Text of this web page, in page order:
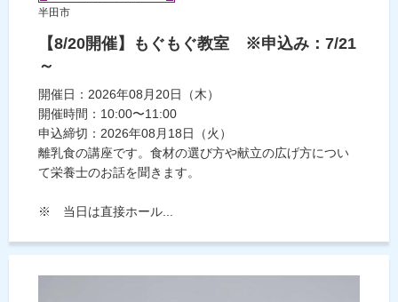
半田市
【8/20開催】もぐもぐ教室 ※申込み：7/21
～
開催日：2026年08月20日（木）
開催時間：10:00〜11:00
申込締切：2026年08月18日（火）
離乳食の講座です。食材の選び方や献立の広げ方につい
て栄養士のお話を聞きます。
※ 当日は直接ホール...